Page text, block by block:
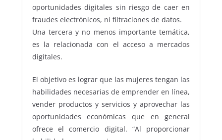
oportunidades digitales sin riesgo de caer en
fraudes electrónicos, ni filtraciones de datos.
Una tercera y no menos importante temática,
es la relacionada con el acceso a mercados
digitales.
El objetivo es lograr que las mujeres tengan las
habilidades necesarias de emprender en línea,
vender productos y servicios y aprovechar las
oportunidades económicas que en general
ofrece el comercio digital. “Al proporcionar